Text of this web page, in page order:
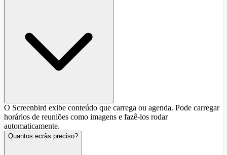
O Screenbird exibe conteúdo que carrega ou agenda. Pode carregar
horários de reuniões como imagens e fazê-los rodar
automaticamente.
Quantos ecrãs preciso?